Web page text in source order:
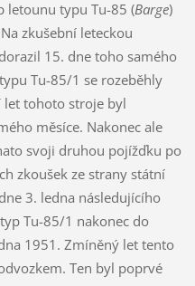
letounu typu Tu-85 (Barge)
zkušební leteckou
15. dne toho samého
Tu-85/1 se rozeběhly
let tohoto stroje byl
měsíce. Nakonec ale
svoji druhou pojížďku po
zkoušek ze strany státní
3. ledna následujícího
Tu-85/1 nakonec do
1951. Zmíněný let tento
Ten byl poprvé